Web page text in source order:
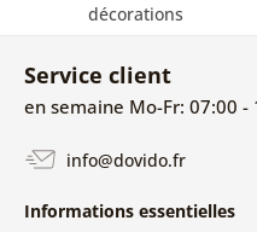
décorations
Service client
en semaine Mo-Fr: 07:00 -
info@dovido.fr
Informations essentielles